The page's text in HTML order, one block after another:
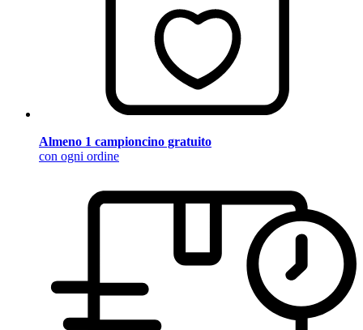
Almeno 1 campioncino gratuito
con ogni ordine